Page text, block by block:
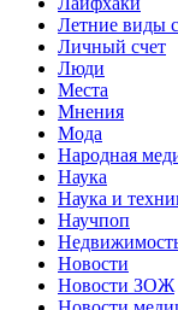
Летние виды
Личный счет
Люди
Места
Мнения
Мода
Народная
Наука
Наука и
Научпоп
Новости
Новости ЗОЖ